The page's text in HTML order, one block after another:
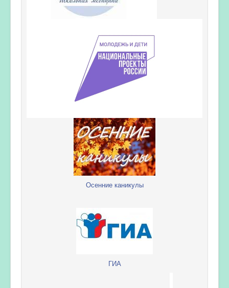
Осенние каникулы
ГИА